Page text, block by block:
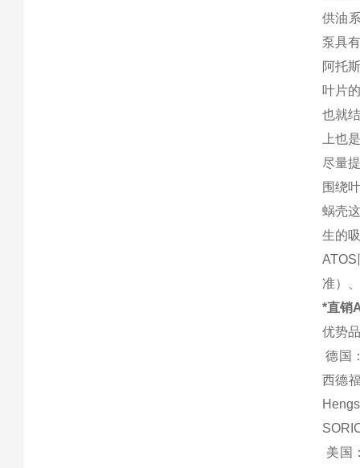
供油
泵具
阿托
叶片
也就
上也
尽量
围绕
蜗壳
生的
准）
*直销
优势
德国
西德
美国